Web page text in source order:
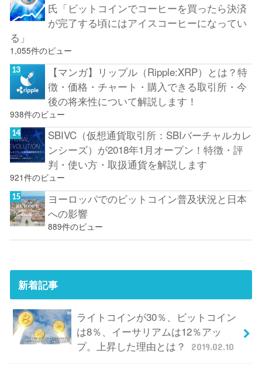
氏「ビットコインでコーヒーを買ったら決済
が完了する頃にはアイスコーヒーになってい
る」
1,055件のビュー
【マンガ】リップル（Ripple:XRP）とは？特
徴・価格・チャート・購入できる取引所・今
後の将来性について解説します！
938件のビュー
SBIVC（仮想通貨取引所：SBIバーチャルカレ
ンシーズ）が2018年1月オープン！特徴・評
判・使い方・取扱通貨を解説します
921件のビュー
ヨーロッパでのビットコイン普及状況と日本
への影響
889件のビュー
新着記事
ライトコインが30％、ビットコイン
は8％、イーサリアムは12％アッ
プ。上昇した理由とは？
2019.02.10